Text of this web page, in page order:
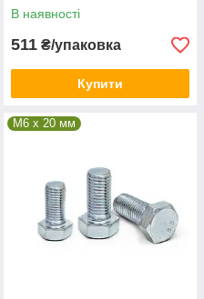
В наявності
511 ₴/упаковка
Купити
М6 x 20 мм